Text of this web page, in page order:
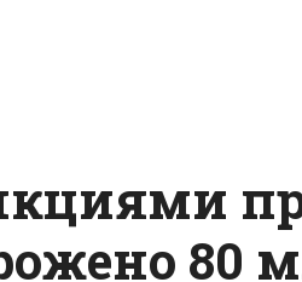
80